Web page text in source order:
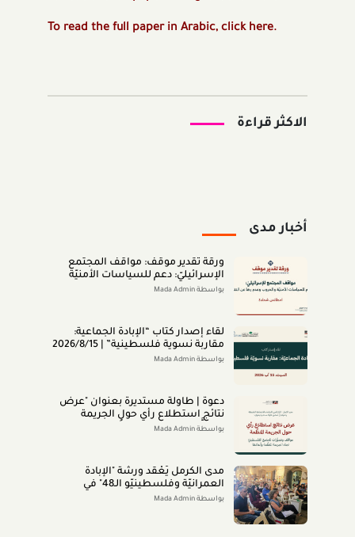
To read the full paper in Arabic, click here.
الاكثر قراءة
أخبار مدى
ورقة تقدير موقف: مواقف المجتمع
الإسرائيليّ: دعم للسياسات الأمنيّة
والحروب وعدم رضا عن النتائج (تمّوز
بواسطة Mada Admin
لقاء إصدار كتاب “اﻹﺑﺎدةّ اﻟﺠﻤﺎﻋﻴﺔ:
ﻣﻘﺎرﺑﺔ ﻧﺴﻮﻳﺔ ﻓﻠﺴﻄﻴﻨﻴﺔ” | 2026/8/15
|بواسطة Mada Admin
دعوة | طاولة مستديرة بعنوان "عرض
نتائج استطلاع رأي حول الجريمة
المنظَّمة- مواقف وتصوُّرات المجتمع
بواسطة Mada Admin
مدى الكرمل يَعْقد ورشة "الإبادة
العمرانيّة وفلسطينيّو الـ48" في
الناصرة (تمّوز 2026)
بواسطة Mada Admin